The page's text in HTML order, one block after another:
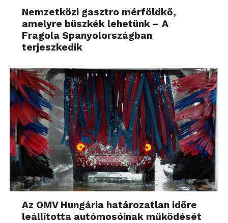
Nemzetközi gasztro mérföldkő,
amelyre büszkék lehetünk – A
Fragola Spanyolországban
terjeszkedik
Az OMV Hungária határozatlan időre
leállította autómosóinak működését